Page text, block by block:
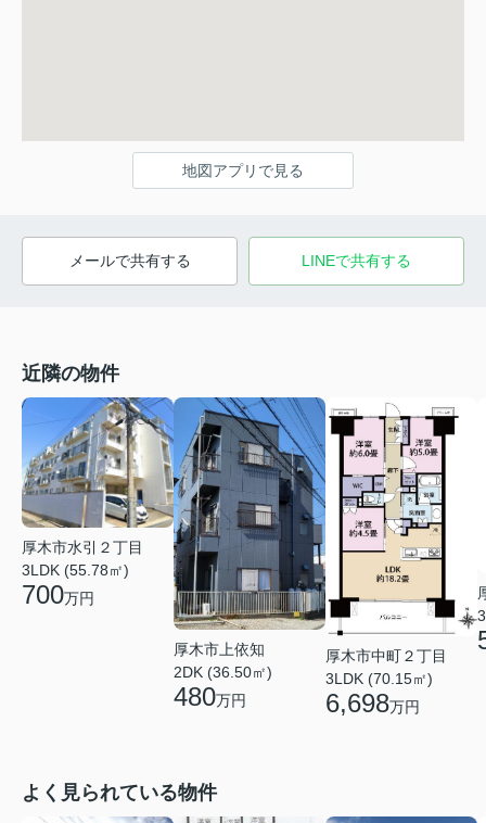
地図アプリで見る
メールで共有する LINEで共有する
近隣の物件
厚木市水引２丁目
3LDK (55.78㎡)
700万円
厚木市上依知
2DK (36.50㎡)
480万円
厚木市中町２丁目
3LDK (70.15㎡)
6,698万円
よく見られている物件